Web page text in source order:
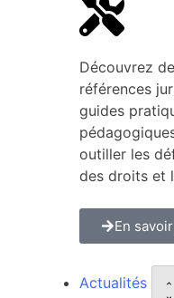
Découvrez
références
guides
outiller les
des droits et
En
Actualités